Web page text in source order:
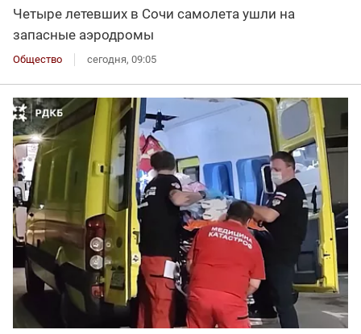
Четыре летевших в Сочи самолета ушли на
запасные аэродромы
Общество сегодня, 09:05